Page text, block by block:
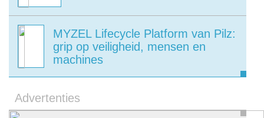
MYZEL Lifecycle Platform van Pilz:
grip op veiligheid, mensen en
machines
Advertenties